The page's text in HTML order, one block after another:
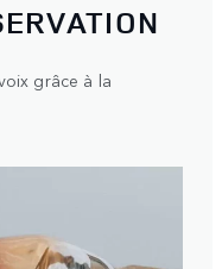
grâce à la